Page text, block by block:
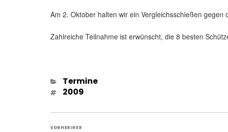
Am 2. Oktober halten wir ein Vergleichsschießen
Zahlreiche Teilnahme ist erwünscht, die 8 besten
Kategorien
Termine
Schlagwörter
2009
VORHERIGER